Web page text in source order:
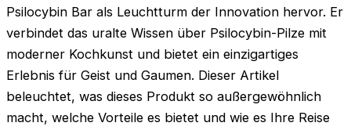
Psilocybin Bar als Leuchtturm der Innovation hervor. Er
verbindet das uralte Wissen über Psilocybin-Pilze mit
moderner Kochkunst und bietet ein einzigartiges
Erlebnis für Geist und Gaumen. Dieser Artikel
beleuchtet, was dieses Produkt so außergewöhnlich
macht, welche Vorteile es bietet und wie es Ihre Reise